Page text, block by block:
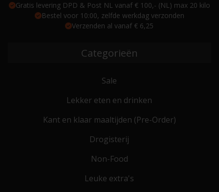
Gratis levering DPD & Post NL vanaf € 100,- (NL) max 20 kilo
Bestel voor 10:00, zelfde werkdag verzonden
Verzenden al vanaf € 6,25
Categorieën
Sale
Lekker eten en drinken
Kant en klaar maaltijden (Pre-Order)
Drogisterij
Non-Food
Leuke extra's